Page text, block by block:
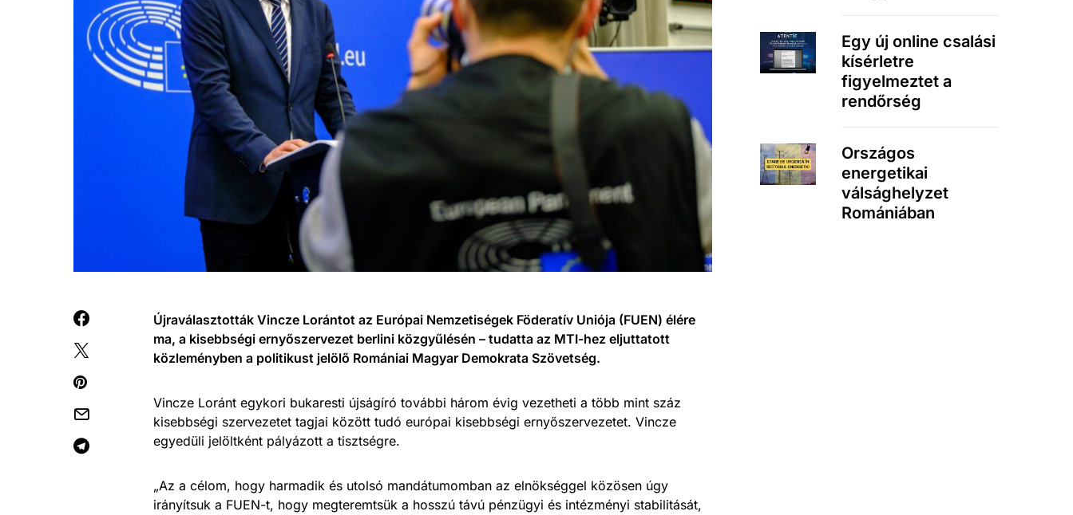
Újraválasztották Vincze Lorántot az Európai Nemzetiségek Föderatív Uniója (FUEN) élére
ma, a kisebbségi ernyőszervezet berlini közgyűlésén – tudatta az MTI-hez eljuttatott
közleményben a politikust jelölő Romániai Magyar Demokrata Szövetség.
Vincze Loránt egykori bukaresti újságíró további három évig vezetheti a több mint száz
kisebbségi szervezetet tagjai között tudó európai kisebbségi ernyőszervezetet. Vincze
egyedüli jelöltként pályázott a tisztségre.
„Az a célom, hogy harmadik és utolsó mandátumomban az elnökséggel közösen úgy
irányítsuk a FUEN-t, hogy megteremtsük a hosszú távú pénzügyi és intézményi stabilitását,
Egy új online csalási
kísérletre
figyelmeztet a
rendőrség
Országos
energetikai
válsághelyzet
Romániában